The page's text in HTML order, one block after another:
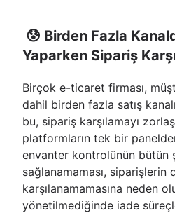
😰 Birden Fazla
Yaparken Sipariş
Birçok e-ticaret firması,
dahil birden fazla satış
bu, sipariş karşılamayı
platformların tek bir
envanter kontrolünün bütün
sağlanamaması, siparişlerin
karşılanamamasına neden
yönetilmediğinde iade